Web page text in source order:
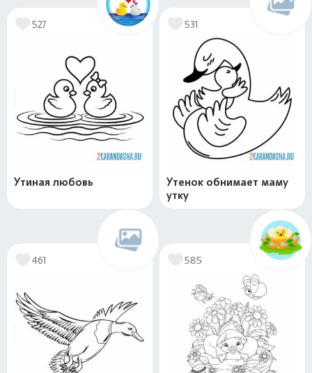
527
Утиная любовь
531
Утенок обнимает маму
утку
461 585